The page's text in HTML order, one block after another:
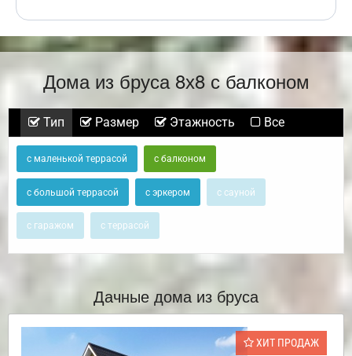
Дома из бруса 8х8 с балконом
Тип Размер Этажность Все
с маленькой террасой с балконом
с большой террасой с эркером с сауной
с гаражом с террасой
Дачные дома из бруса
ХИТ ПРОДАЖ